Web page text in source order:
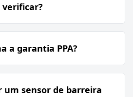
a garantia PPA?
um sensor de barreira